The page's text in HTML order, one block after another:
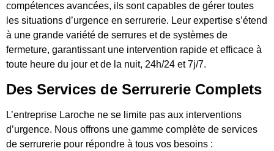
compétences avancées, ils sont capables de gérer toutes
les situations d’urgence en serrurerie. Leur expertise s’étend
à une grande variété de serrures et de systèmes de
fermeture, garantissant une intervention rapide et efficace à
toute heure du jour et de la nuit, 24h/24 et 7j/7.
Des Services de Serrurerie Complets
L’entreprise Laroche ne se limite pas aux interventions
d’urgence. Nous offrons une gamme complète de services
de serrurerie pour répondre à tous vos besoins :